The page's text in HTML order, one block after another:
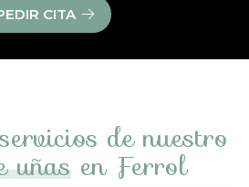
CITA
de nuestro
uñas en Ferrol